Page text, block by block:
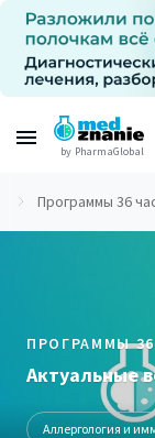
by PharmaGlobal
Программы 36
ПРОГРАММЫ
Актуальные
Аллергология и